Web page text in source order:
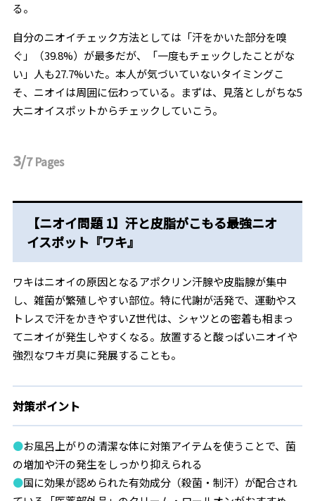
る。
自分のニオイチェック方法としては「汗をかいた部分を嗅
ぐ」（39.8%）が最多だが、「一度もチェックしたことがな
い」人も27.7%いた。本人が気づいていないタイミングこ
そ、ニオイは周囲に伝わっている。まずは、見落としがちな5
大ニオイスポットからチェックしていこう。
3/7Pages
【ニオイ問題 1】汗と皮脂がこもる最強ニオ
イスポット『ワキ』
ワキはニオイの原因となるアポクリン汗腺や皮脂腺が集中
し、雑菌が繁殖しやすい部位。特に代謝が活発で、運動やス
トレスで汗をかきやすいZ世代は、シャツとの密着も相まっ
てニオイが発生しやすくなる。放置すると酸っぱいニオイや
強烈なワキガ臭に発展することも。
対策ポイント
●お風呂上がりの清潔な体に対策アイテムを使うことで、菌
の増加や汗の発生をしっかり抑えられる
●国に効果が認められた有効成分（殺菌・制汗）が配合され